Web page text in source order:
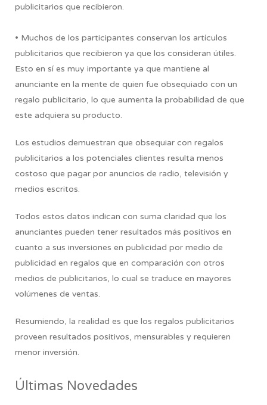
publicitarios que recibieron.
• Muchos de los participantes conservan los artículos
publicitarios que recibieron ya que los consideran útiles.
Esto en sí es muy importante ya que mantiene al
anunciante en la mente de quien fue obsequiado con un
regalo publicitario, lo que aumenta la probabilidad de que
este adquiera su producto.
Los estudios demuestran que obsequiar con regalos
publicitarios a los potenciales clientes resulta menos
costoso que pagar por anuncios de radio, televisión y
medios escritos.
Todos estos datos indican con suma claridad que los
anunciantes pueden tener resultados más positivos en
cuanto a sus inversiones en publicidad por medio de
publicidad en regalos que en comparación con otros
medios de publicitarios, lo cual se traduce en mayores
volúmenes de ventas.
Resumiendo, la realidad es que los regalos publicitarios
proveen resultados positivos, mensurables y requieren
menor inversión.
Últimas Novedades